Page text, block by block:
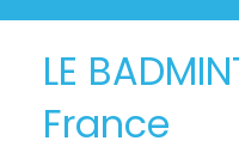
LE
France